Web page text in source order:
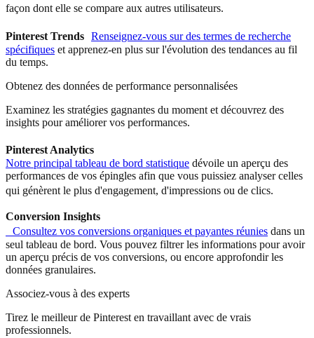
façon dont elle se compare aux autres utilisateurs.
Pinterest Trends Renseignez-vous sur des termes de recherche
spécifiques et apprenez-en plus sur l'évolution des tendances au fil
du temps.
Obtenez des données de performance personnalisées
Examinez les stratégies gagnantes du moment et découvrez des
insights pour améliorer vos performances.
Pinterest Analytics
Notre principal tableau de bord statistique dévoile un aperçu des
performances de vos épingles afin que vous puissiez analyser celles
qui génèrent le plus d'engagement, d'impressions ou de clics.
Conversion Insights
Consultez vos conversions organiques et payantes réunies dans un
seul tableau de bord. Vous pouvez filtrer les informations pour avoir
un aperçu précis de vos conversions, ou encore approfondir les
données granulaires.
Associez-vous à des experts
Tirez le meilleur de Pinterest en travaillant avec de vrais
professionnels.